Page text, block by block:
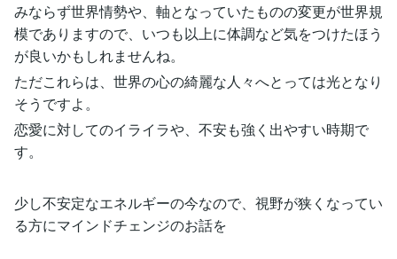
みならず世界情勢や、軸となっていたものの変更が世界規
模でありますので、いつも以上に体調など気をつけたほう
が良いかもしれませんね。
ただこれらは、世界の心の綺麗な人々へとっては光となり
そうですよ。
恋愛に対してのイライラや、不安も強く出やすい時期で
す。
少し不安定なエネルギーの今なので、視野が狭くなってい
る方にマインドチェンジのお話を